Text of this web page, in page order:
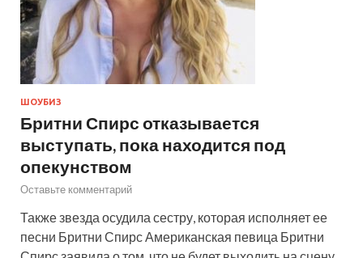
ШОУБИЗ
Бритни Спирс отказывается
выступать, пока находится под
опекунством
Оставьте комментарий
Также звезда осудила сестру, которая исполняет ее
песни Бритни Спирс Американская певица Бритни